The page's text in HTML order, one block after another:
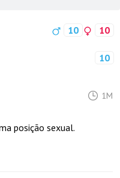
10 10
10
1M
posição sexual.